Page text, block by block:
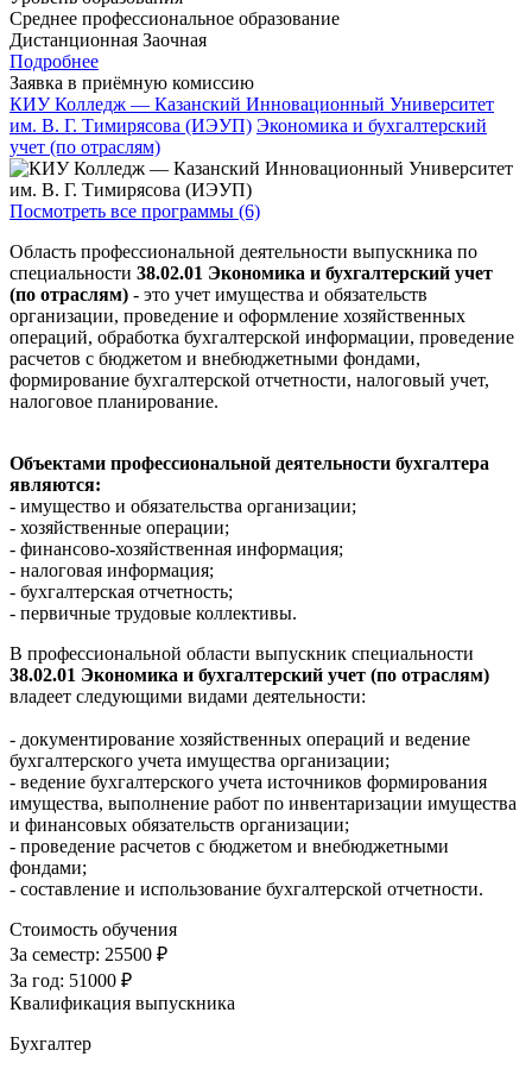
Среднее профессиональное образование
Дистанционная Заочная
Подробнее
Заявка в приёмную комиссию
КИУ Колледж — Казанский Инновационный Университет
им. В. Г. Тимирясова (ИЭУП) Экономика и бухгалтерский
учет (по отраслям)
Посмотреть все программы (6)
Область профессиональной деятельности выпускника по
специальности 38.02.01 Экономика и бухгалтерский учет
(по отраслям) - это учет имущества и обязательств
организации, проведение и оформление хозяйственных
операций, обработка бухгалтерской информации, проведение
расчетов с бюджетом и внебюджетными фондами,
формирование бухгалтерской отчетности, налоговый учет,
налоговое планирование.
Объектами профессиональной деятельности бухгалтера
являются:
- имущество и обязательства организации;
- хозяйственные операции;
- финансово-хозяйственная информация;
- налоговая информация;
- бухгалтерская отчетность;
- первичные трудовые коллективы.
В профессиональной области выпускник специальности
38.02.01 Экономика и бухгалтерский учет (по отраслям)
владеет следующими видами деятельности:
- документирование хозяйственных операций и ведение
бухгалтерского учета имущества организации;
- ведение бухгалтерского учета источников формирования
имущества, выполнение работ по инвентаризации имущества
и финансовых обязательств организации;
- проведение расчетов с бюджетом и внебюджетными
фондами;
- составление и использование бухгалтерской отчетности.
Стоимость обучения
За семестр: 25500 ₽
За год: 51000 ₽
Квалификация выпускника
Бухгалтер